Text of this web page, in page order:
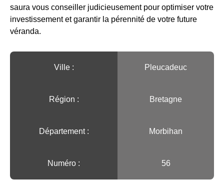
saura vous conseiller judicieusement pour optimiser votre
investissement et garantir la pérennité de votre future
véranda.
Ville :️ Pleucadeuc
Région :️ Bretagne
Département : Morbihan
Numéro : 56